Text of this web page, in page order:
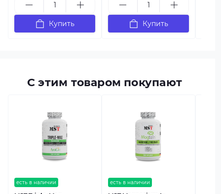
Купить Купить
С этим товаром покупают
есть в наличии есть в наличии